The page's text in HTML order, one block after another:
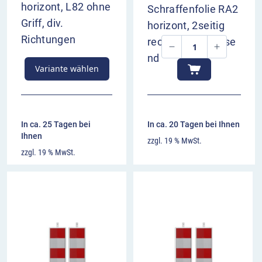
horizont, L82 ohne
Griff, div.
Richtungen
Variante wählen
In ca. 25 Tagen bei
Ihnen
zzgl. 19 % MwSt.
Schraffenfolie RA2
horizont, 2seitig
rechts-/linksweise
nd
In ca. 20 Tagen bei Ihnen
zzgl. 19 % MwSt.